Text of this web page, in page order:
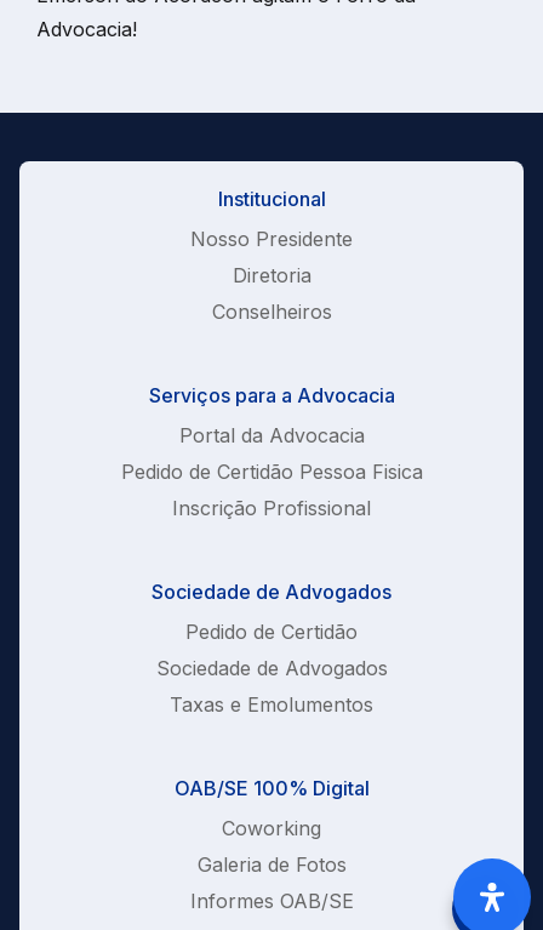
Advocacia!
Institucional
Nosso Presidente
Diretoria
Conselheiros
Serviços para a Advocacia
Portal da Advocacia
Pedido de Certidão Pessoa Fisica
Inscrição Profissional
Sociedade de Advogados
Pedido de Certidão
Sociedade de Advogados
Taxas e Emolumentos
OAB/SE 100% Digital
Coworking
Galeria de Fotos
Informes OAB/SE